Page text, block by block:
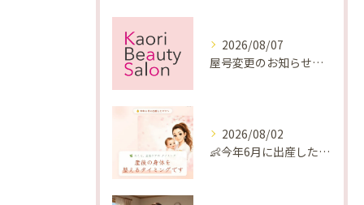
2026/08/07
屋号変更のお知らせと「SAKUYA Harmonies」に込めた想い
2026/08/02
👶今年6月に出産したママへ♡